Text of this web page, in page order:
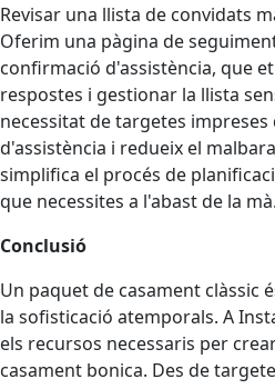
Revisar una llista de convidats
Oferim una pàgina de
confirmació d'assistència, que
respostes i gestionar la llista
necessitat de targetes
d'assistència i redueix el
simplifica el procés de
que necessites a l'abast de la mà.
Conclusió
Un paquet de casament clàssic
la sofisticació atemporals. A
els recursos necessaris per
casament bonica. Des de